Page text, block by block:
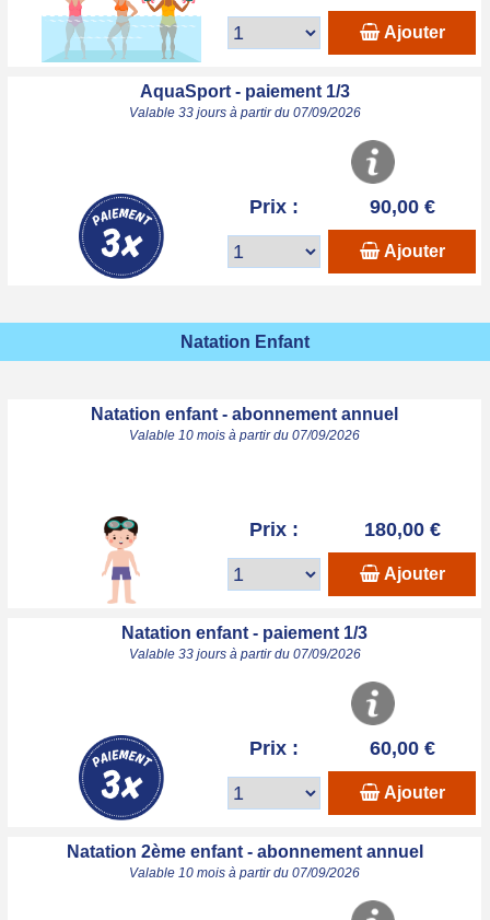
Ajouter
AquaSport - paiement 1/3
Valable 33 jours à partir du 07/09/2026
Prix : 90,00 €
Ajouter
Natation Enfant
Natation enfant - abonnement annuel
Valable 10 mois à partir du 07/09/2026
Prix : 180,00 €
Ajouter
Natation enfant - paiement 1/3
Valable 33 jours à partir du 07/09/2026
Prix : 60,00 €
Ajouter
Natation 2ème enfant - abonnement annuel
Valable 10 mois à partir du 07/09/2026